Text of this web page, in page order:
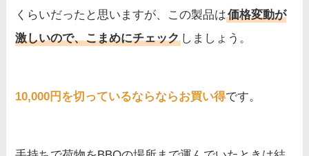
くらいだったと思いますが、この製品は価格変動が
激しいので、こまめにチェック しましょう。
10,000円を切っているならならお買い得です。